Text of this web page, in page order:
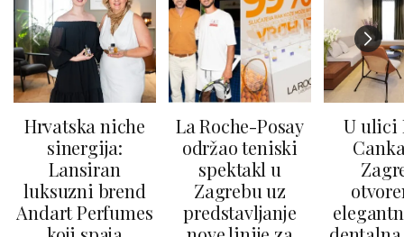
Hrvatska niche
sinergija:
Lansiran
luksuzni brend
Andart Perfumes
La Roche-Posay
održao teniski
spektakl u
Zagrebu uz
predstavljanje
U ulici